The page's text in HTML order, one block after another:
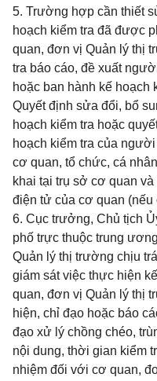
5. Trường hợp cần thiết
hoạch kiểm tra đã được
quan, đơn vị Quản lý thị
tra báo cáo, đề xuất
hoặc ban hành kế hoạch
Quyết định sửa đổi, bổ
hoạch kiểm tra hoặc
hoạch kiểm tra của
cơ quan, tổ chức, cá
khai tại trụ sở cơ quan
điện tử của cơ quan (nếu
6. Cục trưởng, Chủ tịch
phố trực thuộc trung
Quản lý thị trường chịu
giám sát việc thực hiện
quan, đơn vị Quản lý thị
hiện, chỉ đạo hoặc báo
đạo xử lý chồng chéo,
nội dung, thời gian kiểm
nhiệm đối với cơ quan,